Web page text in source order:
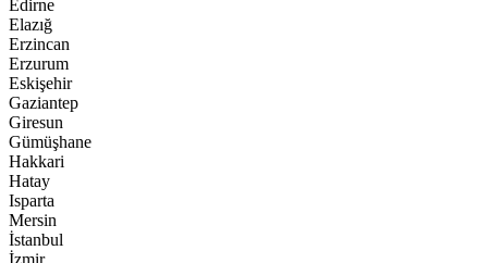
Edirne
Elazığ
Erzincan
Erzurum
Eskişehir
Gaziantep
Giresun
Gümüşhane
Hakkari
Hatay
Isparta
Mersin
İstanbul
İzmir